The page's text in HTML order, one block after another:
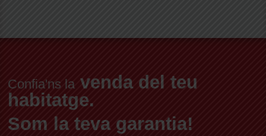
Confia'ns la venda del teu
habitatge.
Som la teva garantia!